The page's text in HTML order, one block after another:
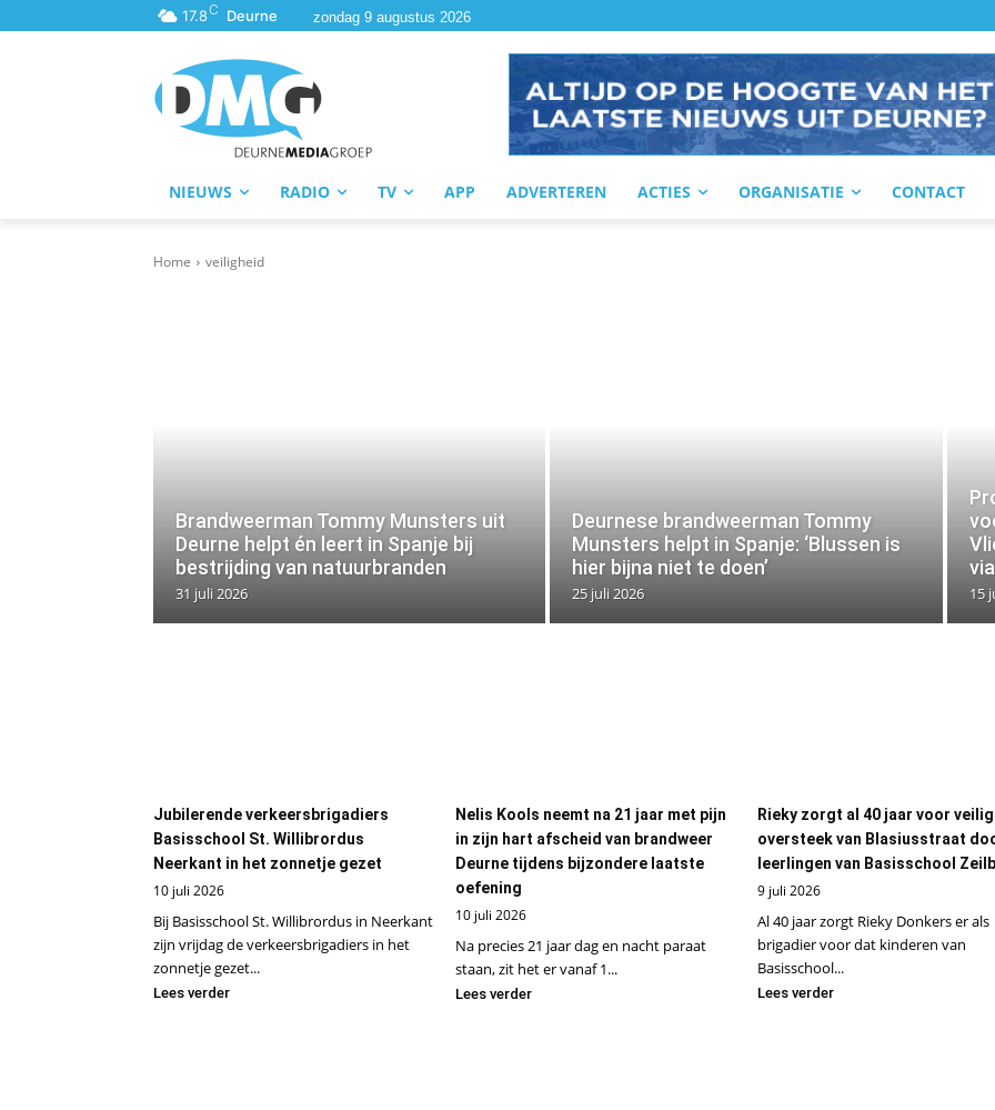
17.8C Deurne zondag 9 augustus 2026
NIEUWS RADIO TV APP ADVERTEREN ACTIES ORGANISATIE CONTACT
Home veiligheid
Brandweerman Tommy Munsters uit
Deurne helpt én leert in Spanje bij
bestrijding van natuurbranden
31 juli 2026
Deurnese brandweerman Tommy
Munsters helpt in Spanje: ‘Blussen is
hier bijna niet te doen’
25 juli 2026 15
Jubilerende verkeersbrigadiers
Basisschool St. Willibrordus
Neerkant in het zonnetje gezet
10 juli 2026
Bij Basisschool St. Willibrordus in Neerkant
zijn vrijdag de verkeersbrigadiers in het
zonnetje gezet...
Lees verder
Nelis Kools neemt na 21 jaar met pijn
in zijn hart afscheid van brandweer
Deurne tijdens bijzondere laatste
oefening
10 juli 2026
Na precies 21 jaar dag en nacht paraat
staan, zit het er vanaf 1...
Lees verder
Rieky zorgt al 40 jaar voor
oversteek van Blasiusstraat
leerlingen van Basisschool
9 juli 2026
Al 40 jaar zorgt Rieky Donkers er als
brigadier voor dat kinderen van
Basisschool...
Lees verder